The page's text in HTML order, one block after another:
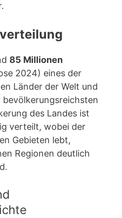
85 Millionen
2024) eines der
Länder der Welt und
bevölkerungsreichsten
des Landes ist
verteilt, wobei der
Gebieten lebt,
Regionen deutlich